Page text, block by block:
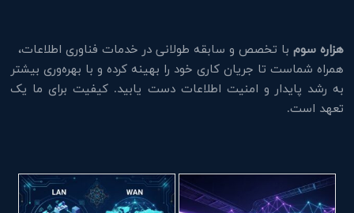
هزاره سوم با تخصص و سابقه طولانی در خدمات فناوری اطلاعات،
همراه شماست تا جریان کاری خود را بهینه کرده و با بهره‌وری بیشتر
به رشد پایدار و امنیت اطلاعات دست یابید. کیفیت برای ما یک
تعهد است.